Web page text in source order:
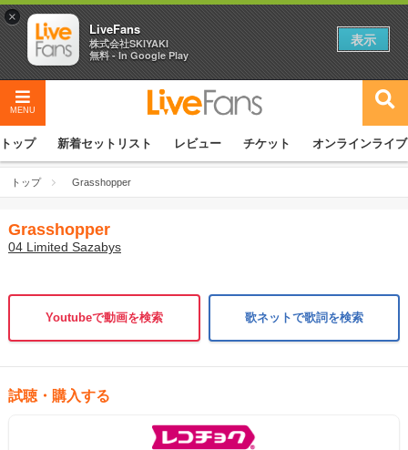
MENU
トップ 新着セットリスト レビュー チケット オンラインライブ
トップ Grasshopper
Grasshopper
04 Limited Sazabys
Youtubeで動画を検索 歌ネットで歌詞を検索
試聴・購入する
×
LiveFans
株式会社SKIYAKI
無料 - In Google Play
表示